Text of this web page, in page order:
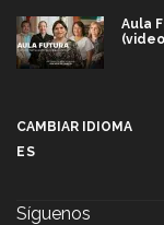
Aula
CAMBIAR IDIOMA
ES
Síguenos